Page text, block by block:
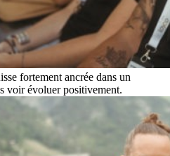
fortement ancrée dans un
voir évoluer positivement.